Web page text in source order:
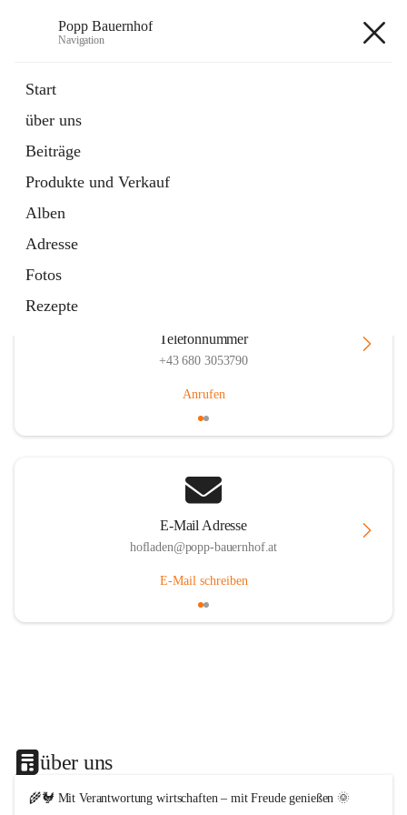
Popp Bauernhof
Navigation
Start
über uns
Beiträge
Produkte und Verkauf
Alben
Adresse
Fotos
Rezepte
Telefonnummer
+43 680 3053790
Anrufen
E-Mail Adresse
hofladen@popp-bauernhof.at
E-Mail schreiben
über uns
🌾🐓 Mit Verantwortung wirtschaften – mit Freude genießen 🌞